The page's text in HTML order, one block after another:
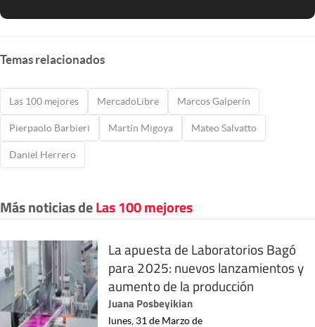
Temas relacionados
Las 100 mejores MercadoLibre Marcos Galperín
Pierpaolo Barbieri Martín Migoya Mateo Salvatto
Daniel Herrero
Más noticias deLas 100 mejores
La apuesta de Laboratorios Bagó
para 2025: nuevos lanzamientos y
aumento de la producción
Juana Posbeyikian
lunes, 31 de Marzo de